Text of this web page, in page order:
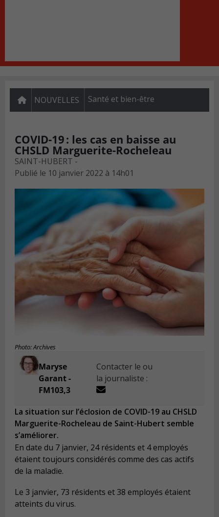
NOUVELLES Santé et bien-être
COVID-19 : les cas en baisse au
CHSLD Marguerite-Rocheleau
SAINT-HUBERT -
Publié le 10 janvier 2022 à 14h01
Photo: Archives
Maryse
Garant -
FM103,3
Contacter le ou
la journaliste :
La situation sur l’éclosion de COVID-19 au CHSLD
Marguerite-Rocheleau de Saint-Hubert semble
s’améliorer.
En date du 7 janvier, 24 résidents et 4 employés
étaient toujours considérés comme des cas actifs
de la maladie.
Le 3 janvier, 73 résidents et 38 employés étaient
atteints du virus.